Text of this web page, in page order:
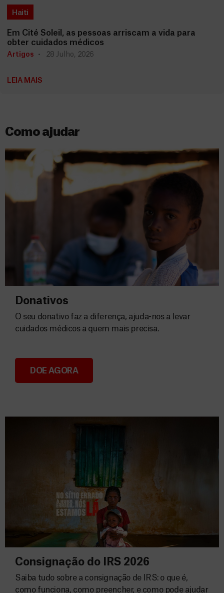
Haiti
Em Cité Soleil, as pessoas arriscam a vida para
obter cuidados médicos
Artigos 28 Julho, 2026
LEIA MAIS
Como ajudar
Donativos
Donativos
O seu donativo faz a diferença, ajuda-nos a levar
cuidados médicos a quem mais precisa.
DOE AGORA
Consignação do IRS 2026
Saiba tudo sobre a consignação de IRS: o que é,
como funciona, como preencher, e como pode ajudar